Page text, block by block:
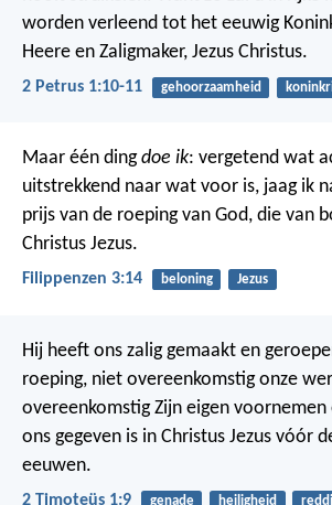
worden verleend tot het eeuwig
Heere en Zaligmaker, Jezus Christus.
2 Petrus 1:10-11 gehoorzaamheid
Maar één dingdoe ik: vergetend wat
uitstrekkend naar wat voor is, jaag ik
prijs van de roeping van God, die van
Christus Jezus.
Filippenzen 3:14 beloning Jezus
Hij heeft ons zalig gemaakt en
roeping, niet overeenkomstig onze
overeenkomstig Zijn eigen voornemen
ons gegeven is in Christus Jezus vóór
eeuwen.
2 Timoteüs 1:9 genade heiligheid